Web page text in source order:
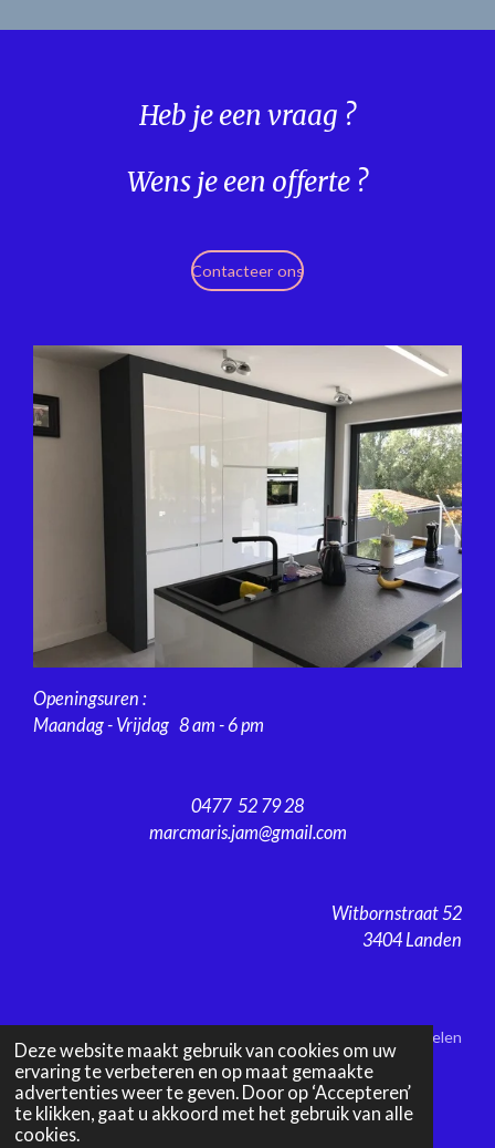
Deze website maakt gebruik van cookies om uw
ervaring te verbeteren en op maat gemaakte
advertenties weer te geven. Door op ‘Accepteren’
te klikken, gaat u akkoord met het gebruik van alle
cookies.
Heb je een vraag ?
Wens je een offerte ?
Contacteer ons
Openingsuren :
Maandag - Vrijdag 8 am - 6 pm
0477 52 79 28
marcmaris.jam@gmail.com
Witbornstraat 52
3404 Landen
Delen
Home Over Marc Maris Keukens
Maatkasten
Portfolio
Contact
© 2026 Maris Maatwerk